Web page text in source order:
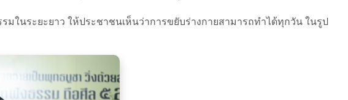
มในระยะยาว ให้ประชาชนเห็นว่าการขยับร่างกายสามารถทำได้ทุกวัน ในรูป